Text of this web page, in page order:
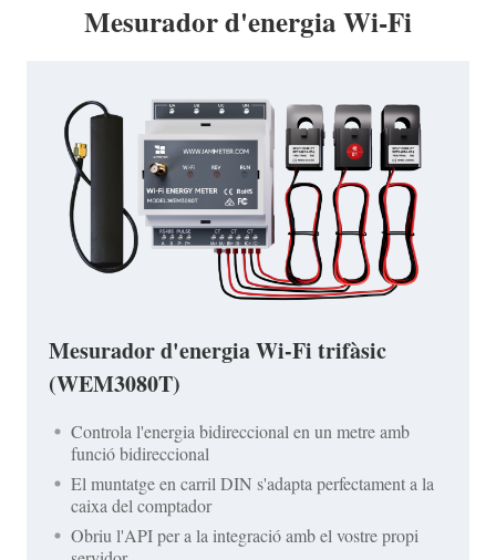
Mesurador d'energia Wi-Fi
Mesurador d'energia Wi-Fi trifàsic
(WEM3080T)
Controla l'energia bidireccional en un metre amb
funció bidireccional
El muntatge en carril DIN s'adapta perfectament a la
caixa del comptador
Obriu l'API per a la integració amb el vostre propi